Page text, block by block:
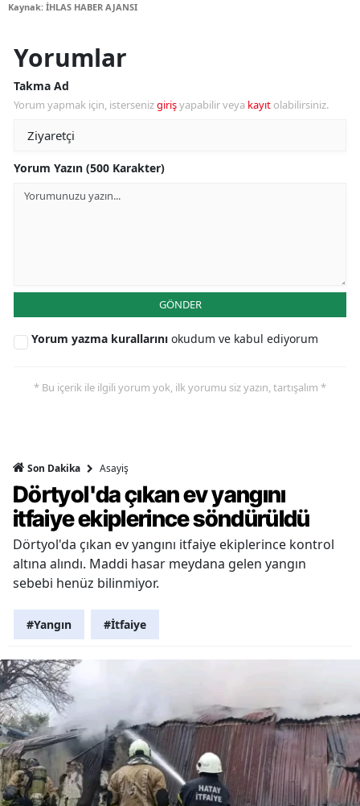
Kaynak: İHLAS HABER AJANSI
Yorumlar
Takma Ad
Yorum yapmak için, istersenizgirişyapabilir veya kayıt olabilirsiniz.
Yorum Yazın (500 Karakter)
GÖNDER
Yorum yazma kurallarını okudum ve kabul ediyorum
* Bu içerik ile ilgili yorum yok, ilk yorumu siz yazın, tartışalım *
Son Dakika Asayiş
Dörtyol'da çıkan ev yangını
itfaiye ekiplerince söndürüldü
Dörtyol'da çıkan ev yangını itfaiye ekiplerince kontrol
altına alındı. Maddi hasar meydana gelen yangın
sebebi henüz bilinmiyor.
#Yangın #İtfaiye